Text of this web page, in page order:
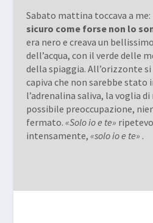
Sabato mattina toccava a
sicuro come forse non lo
era nero e creava un
dell’acqua, con il verde delle
della spiaggia. All’orizzonte si
capiva che non sarebbe stato
l’adrenalina saliva, la voglia
possibile preoccupazione,
fermato. «Solo io e te»
intensamente, «solo io e te» .